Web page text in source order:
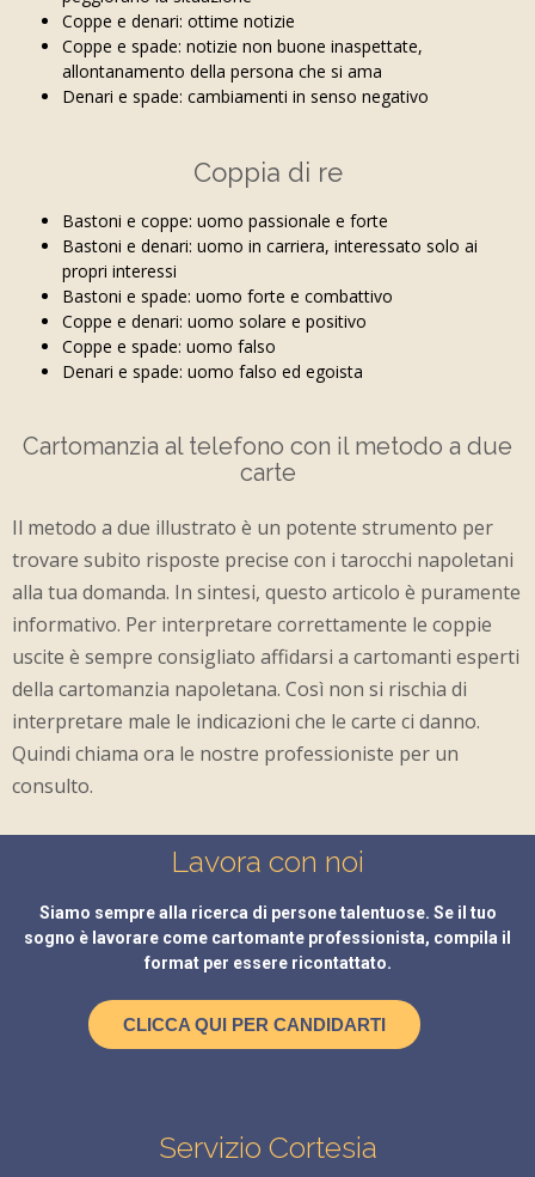
Coppe e denari: ottime notizie
Coppe e spade: notizie non buone inaspettate,
allontanamento della persona che si ama
Denari e spade: cambiamenti in senso negativo
Coppia di re
Bastoni e coppe: uomo passionale e forte
Bastoni e denari: uomo in carriera, interessato solo ai
propri interessi
Bastoni e spade: uomo forte e combattivo
Coppe e denari: uomo solare e positivo
Coppe e spade: uomo falso
Denari e spade: uomo falso ed egoista
Cartomanzia al telefono con il metodo a due
carte
Il metodo a due illustrato è un potente strumento per
trovare subito risposte precise con i tarocchi napoletani
alla tua domanda. In sintesi, questo articolo è puramente
informativo. Per interpretare correttamente le coppie
uscite è sempre consigliato affidarsi a cartomanti esperti
della cartomanzia napoletana. Così non si rischia di
interpretare male le indicazioni che le carte ci danno.
Quindi chiama ora le nostre professioniste per un
consulto.
Lavora con noi
Siamo sempre alla ricerca di persone talentuose. Se il tuo
sogno è lavorare come cartomante professionista, compila il
format per essere ricontattato.
CLICCA QUI PER CANDIDARTI
Servizio Cortesia